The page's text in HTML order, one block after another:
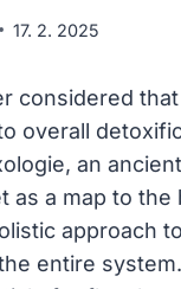
17. 2. 2025
considered
overall
an
as a map to the
approach
entire